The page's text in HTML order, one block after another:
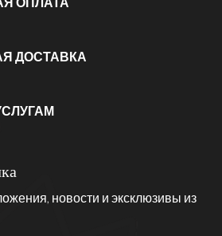
ДОСТАВКА
новости и эксклюзивы из